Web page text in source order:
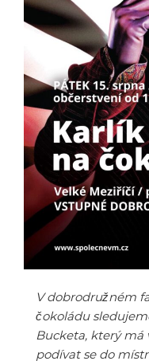
V dobrodružném
čokoládu
Bucketa, který má
podívat se do